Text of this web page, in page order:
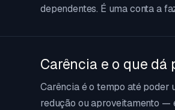
dependentes. É uma conta a
Carência e o que dá
Carência é o tempo até poder
redução ou aproveitamento —